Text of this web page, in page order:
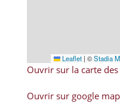
Leaflet | ©Stadia
Ouvrir sur la carte
Ouvrir sur google map